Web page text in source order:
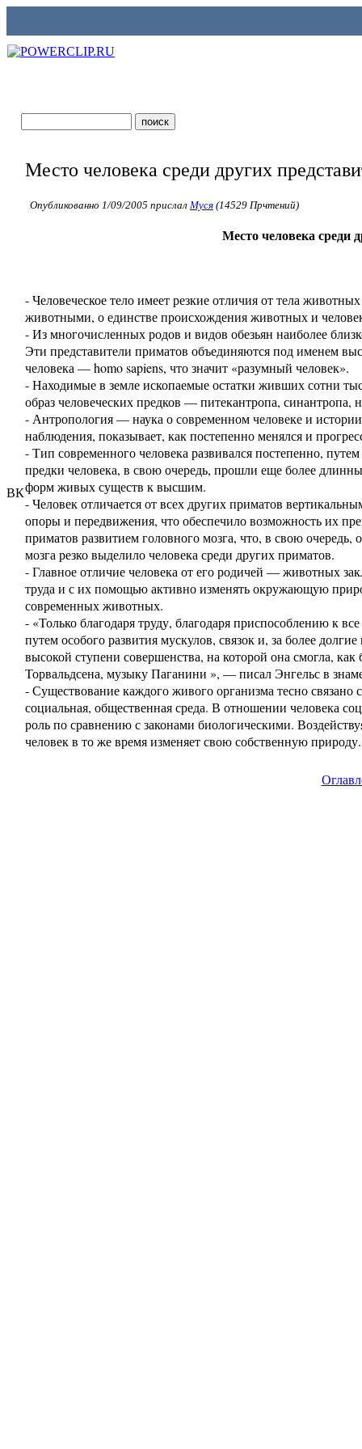
ВК
Место человека среди других
Опубликованно 1/09/2005 прислал Муся (14529 Прчтений)
Место человека среди
- Человеческое тело имеет резкие отличия от тела
животными, о единстве происхождения животных и
- Из многочисленных родов и видов обезьян наиболее
Эти представители приматов объединяются под именем
человека — homo sapiens, что значит «разумный человек».
- Находимые в земле ископаемые остатки живших сотни
образ человеческих предков — питекантропа, синантропа,
- Антропология — наука о современном человеке и
наблюдения, показывает, как постепенно менялся и
- Тип современного человека развивался постепенно,
предки человека, в свою очередь, прошли еще более
форм живых существ к высшим.
- Человек отличается от всех других приматов
опоры и передвижения, что обеспечило возможность их
приматов развитием головного мозга, что, в свою
мозга резко выделило человека среди других приматов.
- Главное отличие человека от его родичей — животных
труда и с их помощью активно изменять окружающую
современных животных.
- «Только благодаря труду, благодаря приспособлению к
путем особого развития мускулов, связок и, за более
высокой ступени совершенства, на которой она смогла,
Торвальдсена, музыку Паганини », — писал Энгельс в
- Существование каждого живого организма тесно
социальная, общественная среда. В отношении человека
роль по сравнению с законами биологическими.
человек в то же время изменяет свою собственную природу.